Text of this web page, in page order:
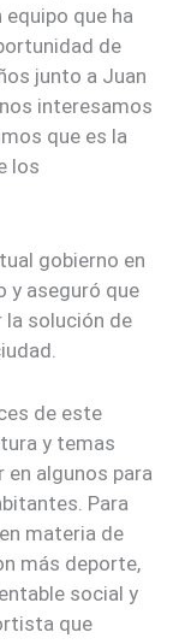
equipo que ha
de
junto a Juan
interesamos
que es la
los
gobierno en
y aseguró que
solución de
de este
y temas
en algunos para
Para
materia de
más deporte,
social y
que